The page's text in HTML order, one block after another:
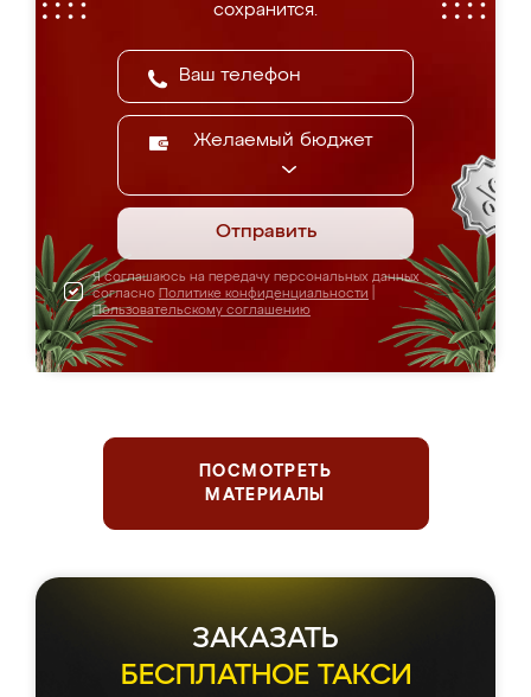
сохранится.
Желаемый бюджет
Отправить
Я соглашаюсь на передачу персональных данных
согласно Политике конфиденциальности
Пользовательскому соглашению
ПОСМОТРЕТЬ
МАТЕРИАЛЫ
ЗАКАЗАТЬ
БЕСПЛАТНОЕ ТАКСИ